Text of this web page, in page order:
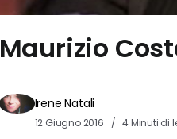
Maurizio
Irene Natali
12 Giugno 2016 4 Minuti di